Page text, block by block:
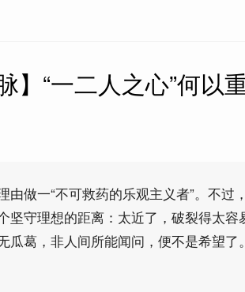
】“一二人之心”何以
由做一“不可救药的乐观主义者”。不过
坚守理想的距离：太近了，破裂得太
瓜葛，非人间所能闻问，便不是希望了。